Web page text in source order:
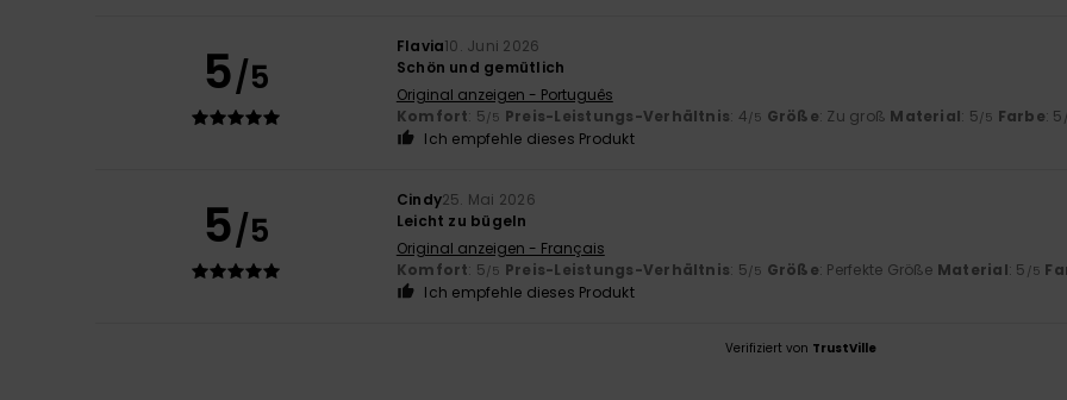
5/5
Flavia10. Juni 2026
Schön und gemütlich
Original anzeigen - Português
Komfort: 5 /5 Preis-Leistungs-Verhältnis: 4 /5 Größe: Zu groß Material: 5 /5 Farbe: 5
Ich empfehle dieses Produkt
5/5
Cindy25. Mai 2026
Leicht zu bügeln
Original anzeigen - Français
Komfort: 5 /5 Preis-Leistungs-Verhältnis: 5 /5 Größe: Perfekte Größe Material: 5 /5
Ich empfehle dieses Produkt
Verifiziert von TrustVille